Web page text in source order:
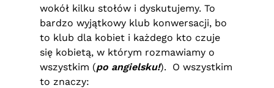
wokół kilku stołów i dyskutujemy. To
bardzo wyjątkowy klub konwersacji, bo
to klub dla kobiet i każdego kto czuje
się kobietą, w którym rozmawiamy o
wszystkim (po angielsku!). O wszystkim
to znaczy: